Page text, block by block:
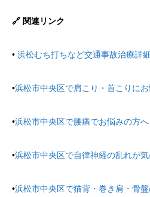
🔗 関連リンク
• 浜松むち打ちなど交通事故治療詳
•浜松市中央区で肩こり・首こりに
•浜松市中央区で腰痛でお悩みの方へ
•浜松市中央区で自律神経の乱れが
•浜松市中央区で猫背・巻き肩・骨